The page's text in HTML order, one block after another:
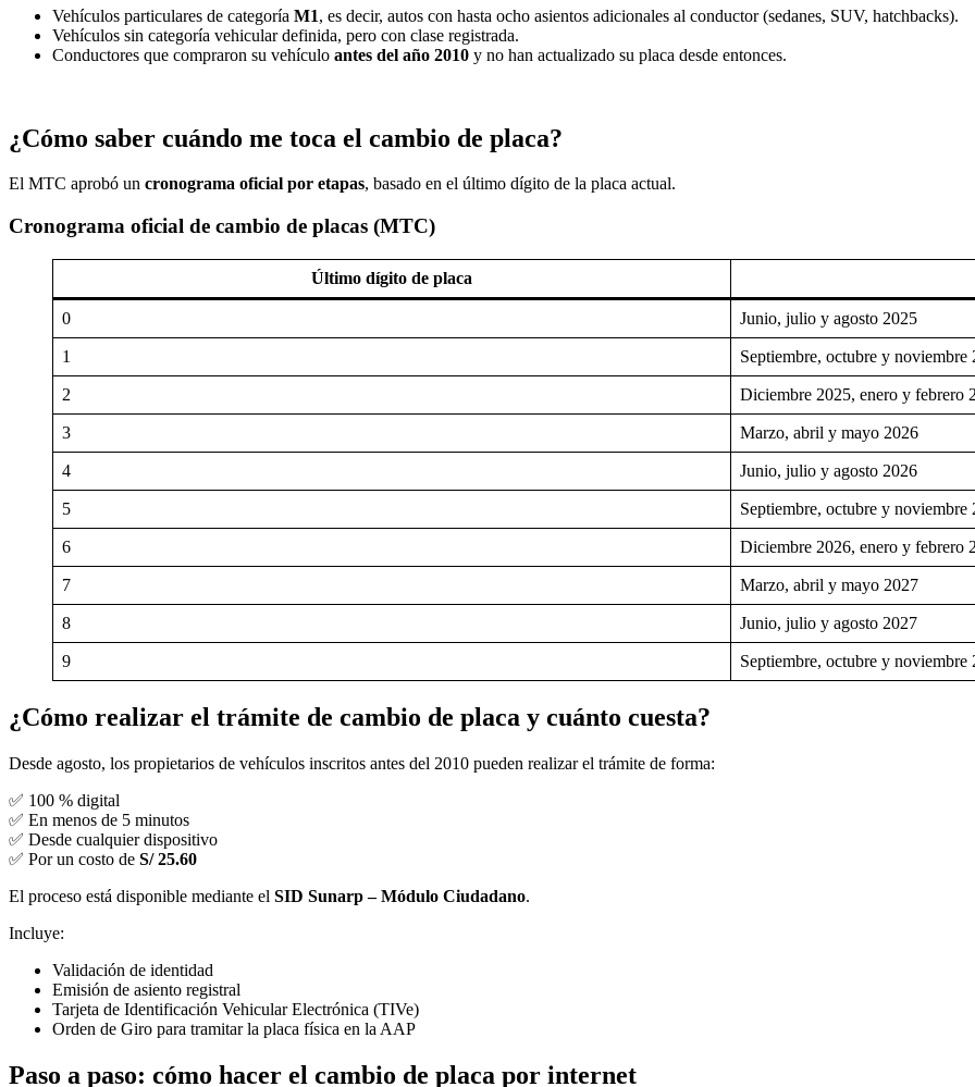
Vehículos particulares de categoría M1, es decir, autos con hasta ocho asientos adicionales al conductor (sedanes, SUV, hatchbacks).
Vehículos sin categoría vehicular definida, pero con clase registrada.
Conductores que compraron su vehículo antes del año 2010 y no han actualizado su placa desde entonces.
¿Cómo saber cuándo me toca el cambio de placa?
El MTC aprobó un cronograma oficial por etapas, basado en el último dígito de la placa actual.
Cronograma oficial de cambio de placas (MTC)
Último dígito de placa
0 Junio, julio y agosto 2025
1 Septiembre, octubre y noviembre
2 Diciembre 2025, enero y febrero
3 Marzo, abril y mayo 2026
4 Junio, julio y agosto 2026
5 Septiembre, octubre y noviembre
6 Diciembre 2026, enero y febrero
7 Marzo, abril y mayo 2027
8 Junio, julio y agosto 2027
9 Septiembre, octubre y noviembre
¿Cómo realizar el trámite de cambio de placa y cuánto cuesta?
Desde agosto, los propietarios de vehículos inscritos antes del 2010 pueden realizar el trámite de forma:
✅ 100 % digital
✅ En menos de 5 minutos
✅ Desde cualquier dispositivo
✅ Por un costo de S/ 25.60
El proceso está disponible mediante el SID Sunarp – Módulo Ciudadano.
Incluye:
Validación de identidad
Emisión de asiento registral
Tarjeta de Identificación Vehicular Electrónica (TIVe)
Orden de Giro para tramitar la placa física en la AAP
Paso a paso: cómo hacer el cambio de placa por internet